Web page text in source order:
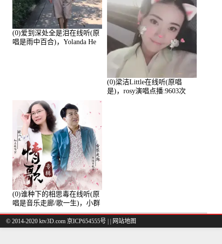
(0)爱到深处全是泪在线听(原
唱是雨中百合)，Yolanda He
(0)梁洁Little在线听(原唱
是)，rosy演唱点播:9603次
(0)谁种下的相思毒在线听(原
唱是音乐走廊/歌一生)，小群
演唱点播:8975次
© 2014-2020 ktv3D.com 京ICP654555号 | | 网站地图